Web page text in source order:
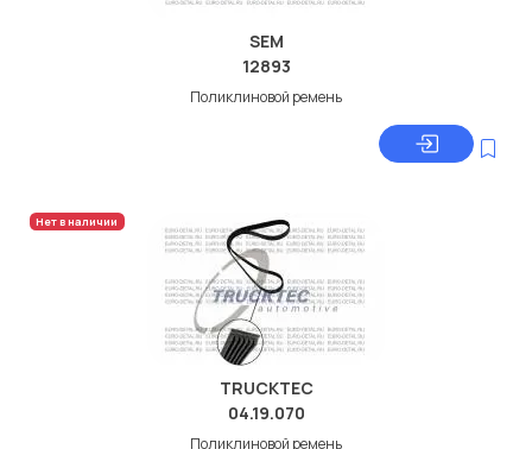
SEM
12893
Поликлиновой ремень
Нет в наличии
TRUCKTEC
04.19.070
Поликлиновой ремень